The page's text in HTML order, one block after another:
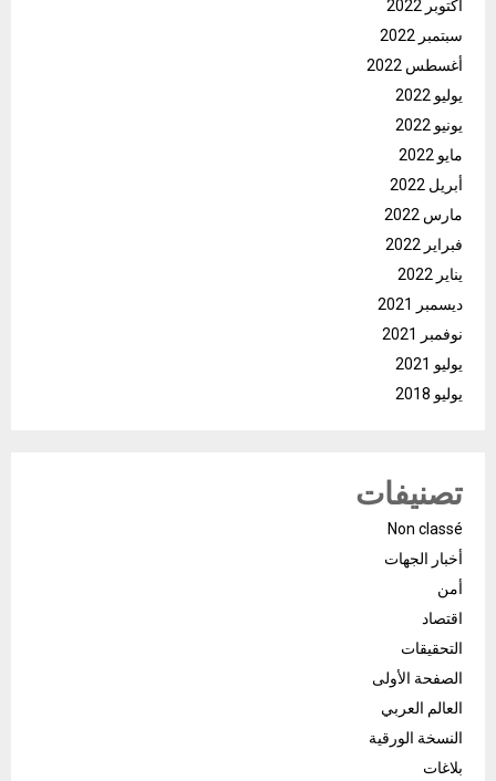
أكتوبر 2022
سبتمبر 2022
أغسطس 2022
يوليو 2022
يونيو 2022
مايو 2022
أبريل 2022
مارس 2022
فبراير 2022
يناير 2022
ديسمبر 2021
نوفمبر 2021
يوليو 2021
يوليو 2018
تصنيفات
Non classé
أخبار الجهات
أمن
اقتصاد
التحقيقات
الصفحة الأولى
العالم العربي
النسخة الورقية
بلاغات